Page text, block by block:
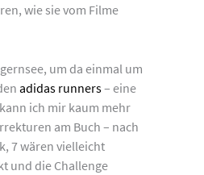
wie sie vom Filme
um da einmal um
adidas runners– eine
ich mir kaum mehr
am Buch – nach
7 wären vielleicht
und die Challenge